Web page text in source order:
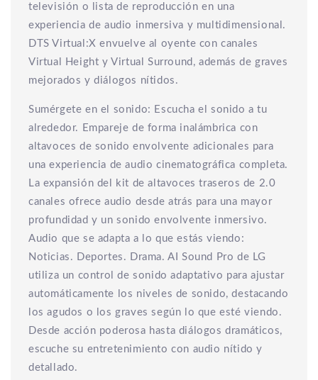
televisión o lista de reproducción en una
experiencia de audio inmersiva y multidimensional.
DTS Virtual:X envuelve al oyente con canales
Virtual Height y Virtual Surround, además de graves
mejorados y diálogos nítidos.
Sumérgete en el sonido: Escucha el sonido a tu
alrededor. Empareje de forma inalámbrica con
altavoces de sonido envolvente adicionales para
una experiencia de audio cinematográfica completa.
La expansión del kit de altavoces traseros de 2.0
canales ofrece audio desde atrás para una mayor
profundidad y un sonido envolvente inmersivo.
Audio que se adapta a lo que estás viendo:
Noticias. Deportes. Drama. AI Sound Pro de LG
utiliza un control de sonido adaptativo para ajustar
automáticamente los niveles de sonido, destacando
los agudos o los graves según lo que esté viendo.
Desde acción poderosa hasta diálogos dramáticos,
escuche su entretenimiento con audio nítido y
detallado.